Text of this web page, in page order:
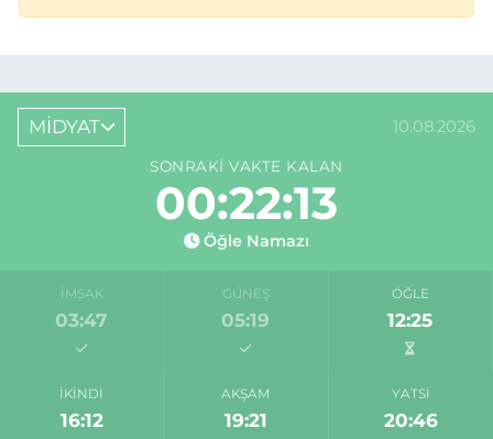
MİDYAT 10.08.2026
SONRAKI VAKTE KALAN
00:22:13
Öğle Namazı
İMSAK
03:47
GÜNEŞ
05:19
ÖĞLE
12:25
İKINDI
16:12
AKŞAM
19:21
YATSI
20:46